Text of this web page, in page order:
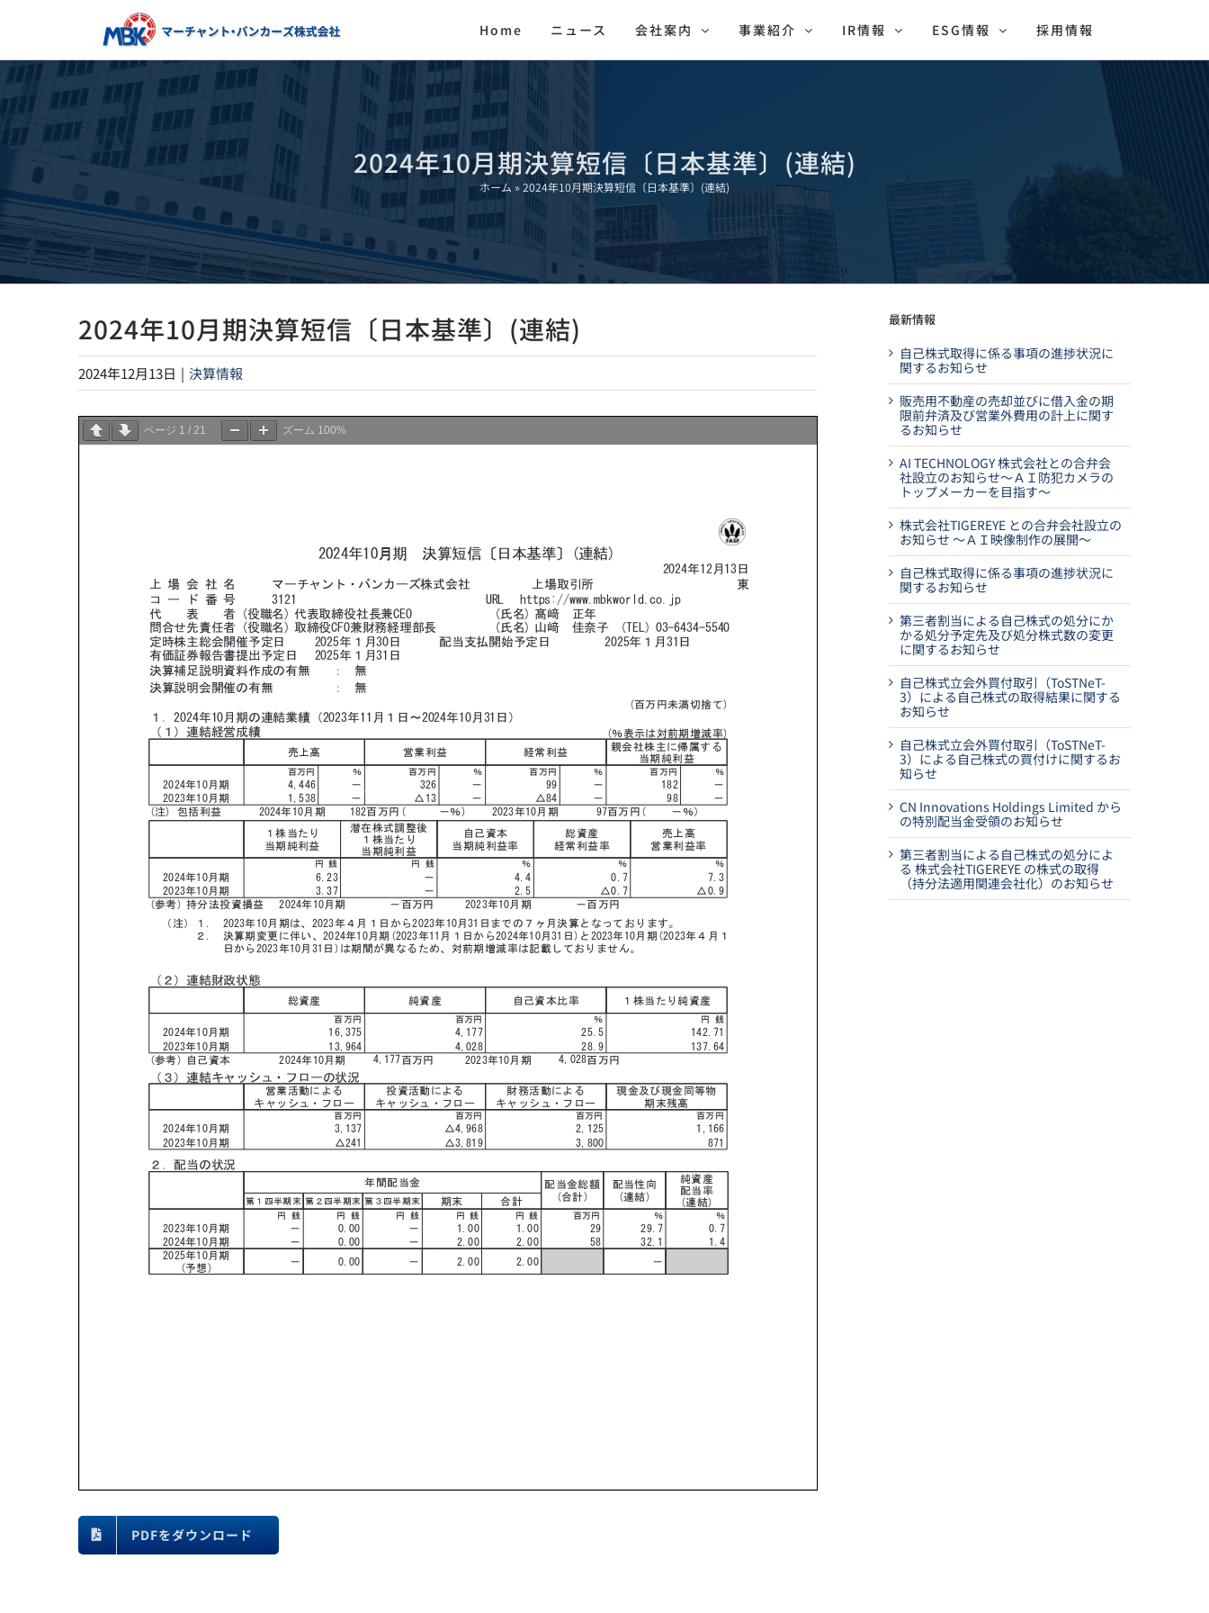
content
Home ニュース 会社案内 事業紹介 IR情報 ESG情報 採用情報
2024年10月期決算短信〔日本基準〕(連結)
ホーム »2024年10月期決算短信〔日本基準〕(連結)
2024年10月期決算短信〔日本基準〕(連結)
2024年12月13日 | 決算情報
ページ 1 / 21 ズーム 100%
PDFをダウンロード
最新情報
自己株式取得に係る事項の進捗状況に
関するお知らせ
販売用不動産の売却並びに借入金の期
限前弁済及び営業外費用の計上に関す
るお知らせ
AI TECHNOLOGY 株式会社との合弁会
社設立のお知らせ～ＡＩ防犯カメラの
トップメーカーを目指す～
株式会社TIGEREYE との合弁会社設立の
お知らせ ～ＡＩ映像制作の展開～
自己株式取得に係る事項の進捗状況に
関するお知らせ
第三者割当による自己株式の処分にか
かる処分予定先及び処分株式数の変更
に関するお知らせ
自己株式立会外買付取引（ToSTNeT-
3）による自己株式の取得結果に関する
お知らせ
自己株式立会外買付取引（ToSTNeT-
3）による自己株式の買付けに関するお
知らせ
CN Innovations Holdings Limited から
の特別配当金受領のお知らせ
第三者割当による自己株式の処分によ
る 株式会社TIGEREYE の株式の取得
（持分法適用関連会社化）のお知らせ